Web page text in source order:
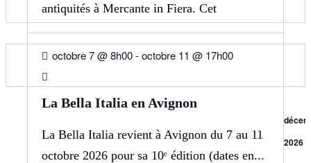
antiquités à Mercante in Fiera. Cet
événement en...
OCT
octobre 7 @ 8h00-octobre 11 @ 17h00
La Bella Italia en Avignon
La Bella Italia revient à Avignon du 7 au 11
octobre 2026 pour sa 10ᵉ édition (dates en...09
2026